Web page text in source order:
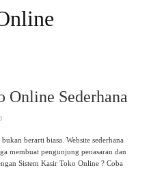
Sederhana
berarti biasa. Website sederhana
membuat pengunjung penasaran dan
Sistem Kasir Toko Online ? Coba